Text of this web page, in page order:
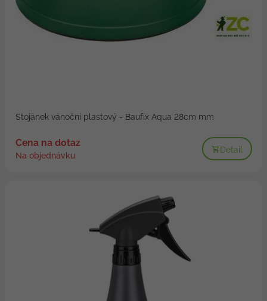
Stojánek vánoční plastový - Baufix Aqua 28cm mm
Cena na dotaz
Na objednávku
Detail